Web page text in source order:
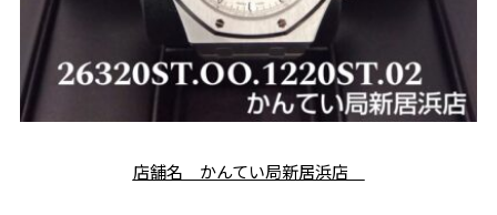
店舗名 かんてい局新居浜店